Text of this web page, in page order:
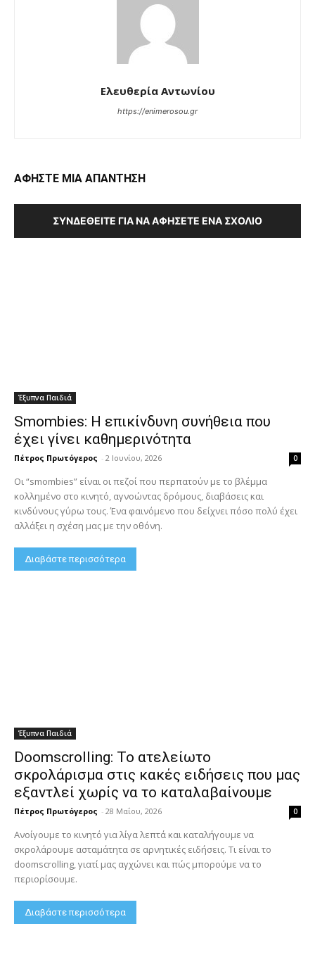
Ελευθερία Αντωνίου
https://enimerosou.gr
ΑΦΗΣΤΕ ΜΙΑ ΑΠΑΝΤΗΣΗ
ΣΥΝΔΕΘΕΊΤΕ ΓΙΑ ΝΑ ΑΦΉΣΕΤΕ ΈΝΑ ΣΧΌΛΙΟ
Έξυπνα Παιδιά
Smombies: Η επικίνδυνη συνήθεια που
έχει γίνει καθημερινότητα
Πέτρος Πρωτόγερος - 2 Ιουνίου, 2026 0
Οι “smombies” είναι οι πεζοί που περπατούν με το βλέμμα
κολλημένο στο κινητό, αγνοώντας δρόμους, διαβάσεις και
κινδύνους γύρω τους. Ένα φαινόμενο που δείχνει πόσο πολύ έχει
αλλάξει η σχέση μας με την οθόνη.
Διαβάστε περισσότερα
Έξυπνα Παιδιά
Doomscrolling: Το ατελείωτο
σκρολάρισμα στις κακές ειδήσεις που μας
εξαντλεί χωρίς να το καταλαβαίνουμε
Πέτρος Πρωτόγερος - 28 Μαΐου, 2026 0
Ανοίγουμε το κινητό για λίγα λεπτά και καταλήγουμε να
σκρολάρουμε ασταμάτητα σε αρνητικές ειδήσεις. Τι είναι το
doomscrolling, γιατί μας αγχώνει και πώς μπορούμε να το
περιορίσουμε.
Διαβάστε περισσότερα